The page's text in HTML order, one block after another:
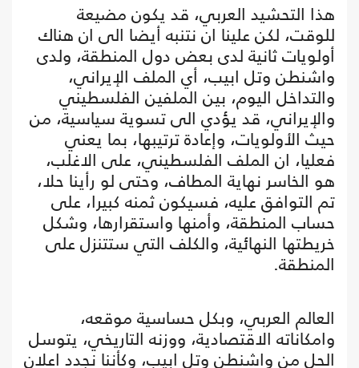
هذا التحشيد العربي، قد يكون مضيعة
للوقت، لكن علينا ان نتنبه أيضا الى ان هناك
أولويات ثانية لدى بعض دول المنطقة، ولدى
واشنطن وتل ابيب، أي الملف الإيراني،
والتداخل اليوم، بين الملفين الفلسطيني
والإيراني، قد يؤدي الى تسوية سياسية، من
حيث الأولويات، وإعادة ترتيبها، بما يعني
فعليا، ان الملف الفلسطيني، على الاغلب،
هو الخاسر نهاية المطاف، وحتى لو رأينا حلا،
تم التوافق عليه، فسيكون ثمنه كبيرا، على
حساب المنطقة، وأمنها واستقرارها، وشكل
خريطتها النهائية، والكلف التي ستتنزل على
المنطقة.
العالم العربي، وبكل حساسية موقعه،
وامكاناته الاقتصادية، ووزنه التاريخي، يتوسل
الحل من واشنطن وتل ابيب، وكأننا نجدد اعلان